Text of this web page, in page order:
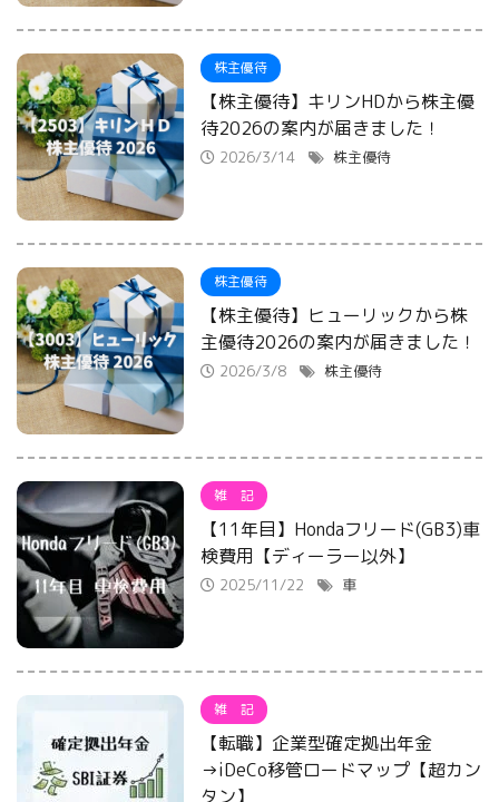
株主優待
【株主優待】キリンHDから株主優
待2026の案内が届きました！
2026/3/14 株主優待
株主優待
【株主優待】ヒューリックから株
主優待2026の案内が届きました！
2026/3/8 株主優待
雑 記
【11年目】Hondaフリード(GB3)車
検費用【ディーラー以外】
2025/11/22 車
雑 記
【転職】企業型確定拠出年金
→iDeCo移管ロードマップ【超カン
タン】